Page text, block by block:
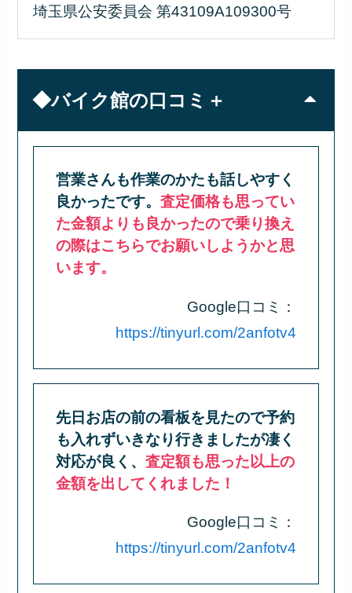
埼玉県公安委員会 第43109A109300号
◆バイク館の口コミ＋
営業さんも作業のかたも話しやすく
良かったです。査定価格も思ってい
た金額よりも良かったので乗り換え
の際はこちらでお願いしようかと思
います。
Google口コミ：
https://tinyurl.com/2anfotv4
先日お店の前の看板を見たので予約
も入れずいきなり行きましたが凄く
対応が良く、査定額も思った以上の
金額を出してくれました！
Google口コミ：
https://tinyurl.com/2anfotv4